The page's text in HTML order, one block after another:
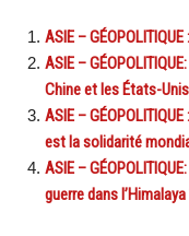
ASIE –
ASIE –
Chine et les États-
ASIE –
est la solidarité
ASIE –
guerre dans l’Himalaya